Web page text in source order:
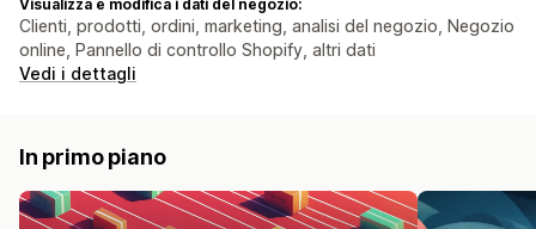
Visualizza e modifica i dati del negozio:
Clienti, prodotti, ordini, marketing, analisi del negozio, Negozio
online, Pannello di controllo Shopify, altri dati
Vedi i dettagli
In primo piano